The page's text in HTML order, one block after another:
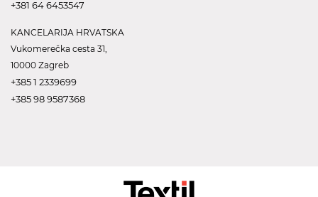
+381 64 6453547
KANCELARIJA HRVATSKA
Vukomerečka cesta 31,
10000 Zagreb
+385 1 2339699
+385 98 9587368